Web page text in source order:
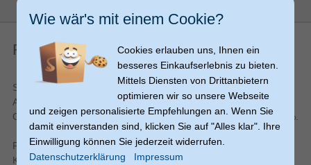
Akkulaufzeit (CIPA Standard) 200 Schüsse
Akku-/Batterietechnologie
Belichtung
ISO-Empfindlichkeit (min) 100
ISO-Empfindlichkeit (max) 3200
Belichtungssteuerung
Finanzierung
Schon ab11,69 €
monatlich Finanzierung bei einer maximalen
Anzahl Raten von 12 Monaten; Gesamtbetrag 140,28 €;
Gebundener jährl. Sollzinssatz 7,24 %, effekt. Jahreszins 7,49 %.
Finanzierung Ihres Einkaufs (Ratenplan-Verfügung) über den
Kreditrahmen mit Mastercard, den Sie wiederholt in Anspruch
Wie wär's mit einem Cookie?
Cookies erlauben uns, Ihnen ein
besseres Einkaufserlebnis zu bieten.
Mittels Diensten von Drittanbietern
optimieren wir so unsere Webseite
und zeigen personalisierte Empfehlungen an. Wenn Sie
damit einverstanden sind, klicken Sie auf "Alles klar". Ihre
Einwilligung können Sie jederzeit widerrufen.
Datenschutzerklärung
Impressum